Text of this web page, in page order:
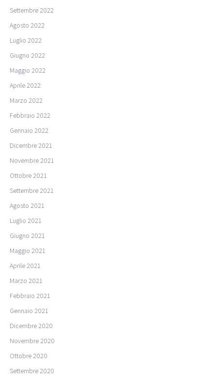
Settembre 2022
Agosto 2022
Luglio 2022
Giugno 2022
Maggio 2022
Aprile 2022
Marzo 2022
Febbraio 2022
Gennaio 2022
Dicembre 2021
Novembre 2021
Ottobre 2021
Settembre 2021
Agosto 2021
Luglio 2021
Giugno 2021
Maggio 2021
Aprile 2021
Marzo 2021
Febbraio 2021
Gennaio 2021
Dicembre 2020
Novembre 2020
Ottobre 2020
Settembre 2020